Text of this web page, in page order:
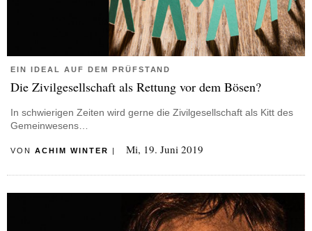
EIN IDEAL AUF DEM PRÜFSTAND
Die Zivilgesellschaft als Rettung vor dem Bösen?
In schwierigen Zeiten wird gerne die Zivilgesellschaft als Kitt des
Gemeinwesens…
VON ACHIM WINTER | Mi, 19. Juni 2019